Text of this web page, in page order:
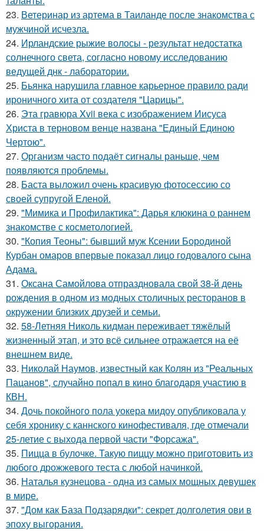
23. Ветеринар из артема в Таиланде после знакомства с
мужчиной исчезла.
24. Ирландские рыжие волосы - результат недостатка
солнечного света, согласно новому исследованию
ведущей днк - лаборатории.
25. Бьянка нарушила главное карьерное правило ради
ироничного хита от создателя "Царицы".
26. Эта гравюра Xvii века с изображением Иисуса
Христа в терновом венце названа "Единый Единою
Чертою".
27. Организм часто подаёт сигналы раньше, чем
появляются проблемы.
28. Баста выложил очень красивую фотосессию со
своей супругой Еленой.
29. "Мимика и Профилактика": Дарья клюкина о раннем
знакомстве с косметологией.
30. "Копия Теоны": бывший муж Ксении Бородиной
Курбан омаров впервые показал лицо годовалого сына
Адама.
31. Оксана Самойлова отпраздновала свой 38-й день
рождения в одном из модных столичных ресторанов в
окружении близких друзей и семьи.
32. 58-Летняя Николь кидман переживает тяжёлый
жизненный этап, и это всё сильнее отражается на её
внешнем виде.
33. Николай Наумов, известный как Колян из "Реальных
Пацанов", случайно попал в кино благодаря участию в
КВН.
34. Дочь покойного пола уокера мидоу опубликовала у
себя хронику с каннского кинофестиваля, где отмечали
25-летие с выхода первой части "Форсажа".
35. Пицца в булочке. Такую пиццу можно приготовить из
любого дрожжевого теста с любой начинкой.
36. Наталья кузнецова - одна из самых мощных девушек
в мире.
37. "Дом как База Подзарядки": секрет долголетия ови в
эпоху выгорания.